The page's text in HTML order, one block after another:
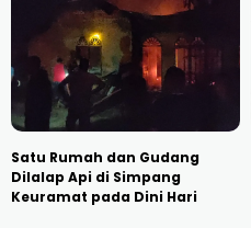
Satu Rumah dan Gudang
Dilalap Api di Simpang
Keuramat pada Dini Hari